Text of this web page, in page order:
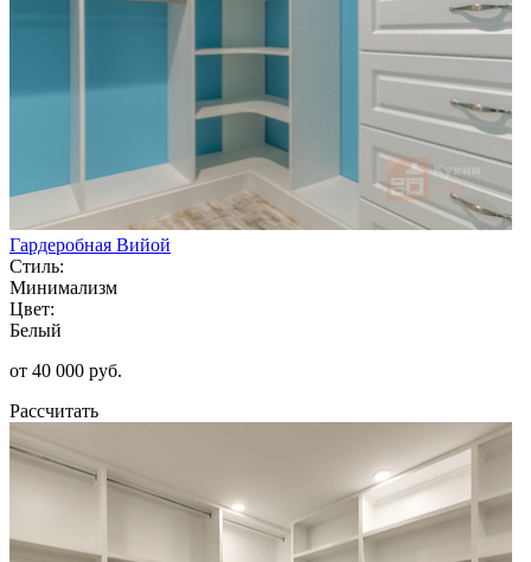
Гардеробная Вийой
Стиль:
Минимализм
Цвет:
Белый
от 40 000 руб.
Рассчитать